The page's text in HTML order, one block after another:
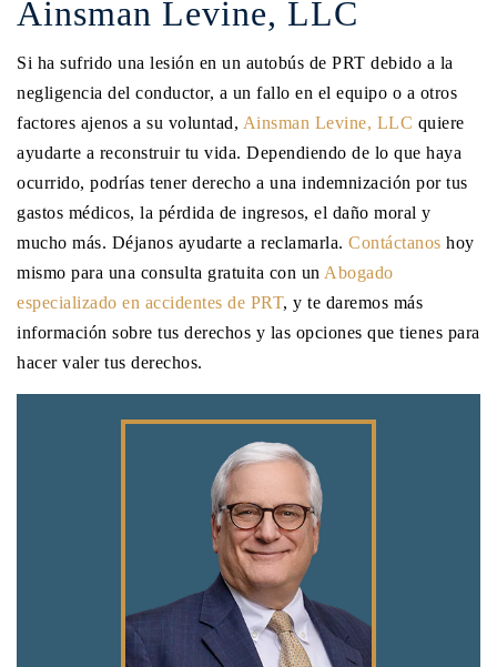
Ainsman Levine, LLC
Si ha sufrido una lesión en un autobús de PRT debido a la
negligencia del conductor, a un fallo en el equipo o a otros
factores ajenos a su voluntad, Ainsman Levine, LLC quiere
ayudarte a reconstruir tu vida. Dependiendo de lo que haya
ocurrido, podrías tener derecho a una indemnización por tus
gastos médicos, la pérdida de ingresos, el daño moral y
mucho más. Déjanos ayudarte a reclamarla. Contáctanos hoy
mismo para una consulta gratuita con un Abogado
especializado en accidentes de PRT, y te daremos más
información sobre tus derechos y las opciones que tienes para
hacer valer tus derechos.